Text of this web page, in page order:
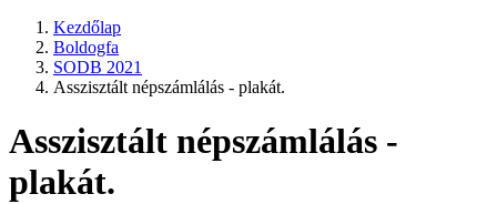
Kezdőlap
Boldogfa
SODB 2021
Asszisztált népszámlálás - plakát.
Asszisztált népszámlálás -
plakát.